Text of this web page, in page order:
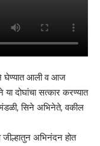
घेण्यात आली व आज
दोघांचा सत्कार करण्यात
सिने अभिनेते, वकील
जील्हातुन अभिनंदन होत